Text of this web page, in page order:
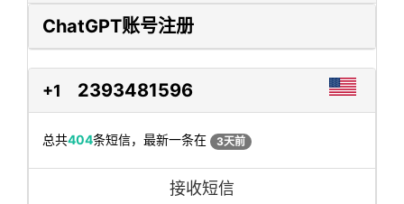
ChatGPT账号注册
+1 2393481596
总共404条短信，最新一条在 3天前
接收短信